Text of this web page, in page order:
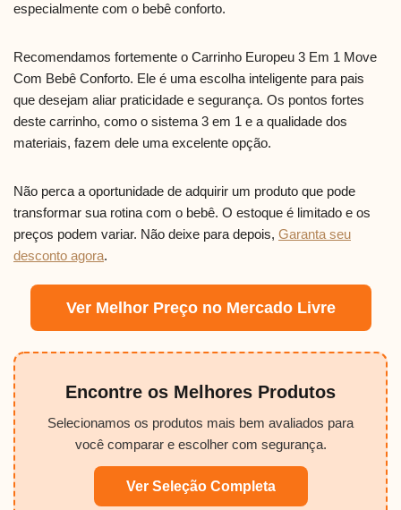
especialmente com o bebê conforto.
Recomendamos fortemente o Carrinho Europeu 3 Em 1 Move
Com Bebê Conforto. Ele é uma escolha inteligente para pais
que desejam aliar praticidade e segurança. Os pontos fortes
deste carrinho, como o sistema 3 em 1 e a qualidade dos
materiais, fazem dele uma excelente opção.
Não perca a oportunidade de adquirir um produto que pode
transformar sua rotina com o bebê. O estoque é limitado e os
preços podem variar. Não deixe para depois, Garanta seu
desconto agora.
Ver Melhor Preço no Mercado Livre
Encontre os Melhores Produtos
Selecionamos os produtos mais bem avaliados para
você comparar e escolher com segurança.
Ver Seleção Completa